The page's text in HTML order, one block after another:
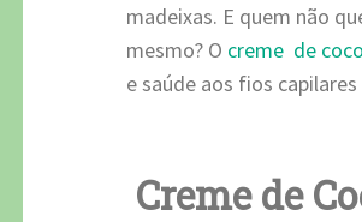
madeixas. E quem não
mesmo? O creme de coco
e saúde aos fios
Creme de